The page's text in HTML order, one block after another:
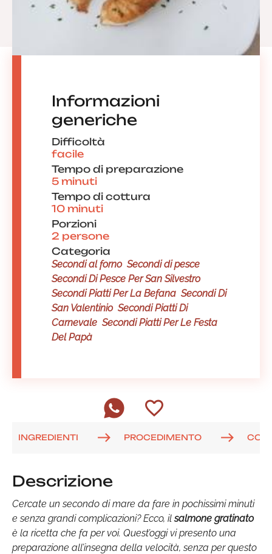
Informazioni
generiche
Difficoltà
facile
Tempo di preparazione
5 minuti
Tempo di cottura
10 minuti
Porzioni
2 persone
Categoria
Secondi al forno Secondi di pesce
Secondi Di Pesce Per San Silvestro
Secondi Piatti Per La Befana Secondi Di
San Valentinio Secondi Piatti Di
Carnevale Secondi Piatti Per Le Festa
Del Papà
INGREDIENTI PROCEDIMENTO
Descrizione
Cercate un secondo di mare da fare in pochissimi minuti
e senza grandi complicazioni? Ecco, ilsalmone gratinato
è la ricetta che fa per voi. Quest’oggi vi presento una
preparazione all’insegna della velocità, senza per questo